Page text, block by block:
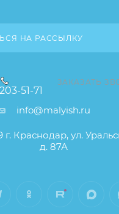
НА РАССЫЛКУ
51-71
ЗАКАЗАТЬ
info@malyish.ru
г. Краснодар, ул.
д. 87А